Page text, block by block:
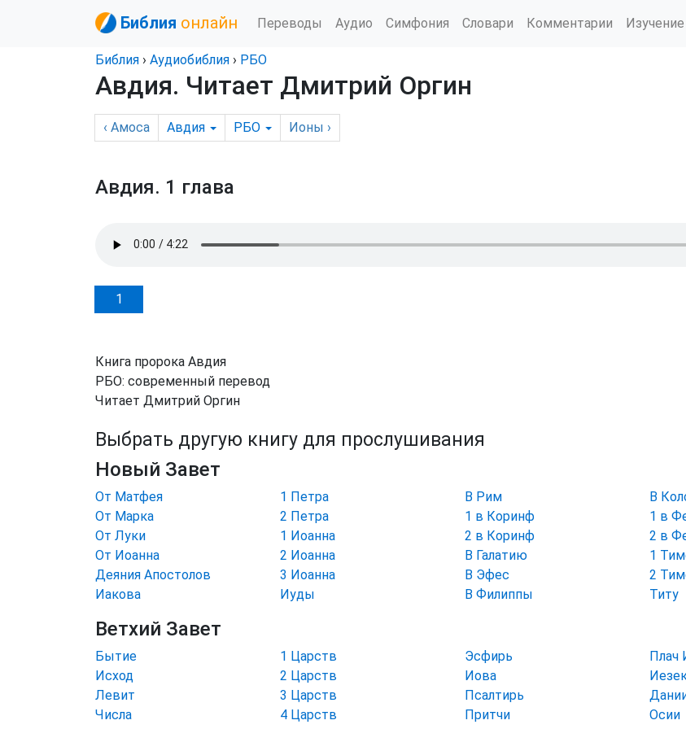
Библия онлайн Переводы Аудио Симфония Словари Комментарии Изучение
Библия › Аудиобиблия › РБО
Авдия. Читает Дмитрий Оргин
‹ Амоса Авдия РБО Ионы ›
Авдия. 1 глава
1
Книга пророка Авдия
РБО: современный перевод
Читает Дмитрий Оргин
Выбрать другую книгу для прослушивания
Новый Завет
От Матфея
От Марка
От Луки
От Иоанна
Деяния Апостолов
Иакова
1 Петра
2 Петра
1 Иоанна
2 Иоанна
3 Иоанна
Иуды
В Рим
1 в Коринф
2 в Коринф
В Галатию
В Эфес
В Филиппы
В
1 в
2 в
1
2
Титу
Ветхий Завет
Бытие
Исход
Левит
Числа
1 Царств
2 Царств
3 Царств
4 Царств
Эсфирь
Иова
Псалтирь
Притчи
Плач
Осии